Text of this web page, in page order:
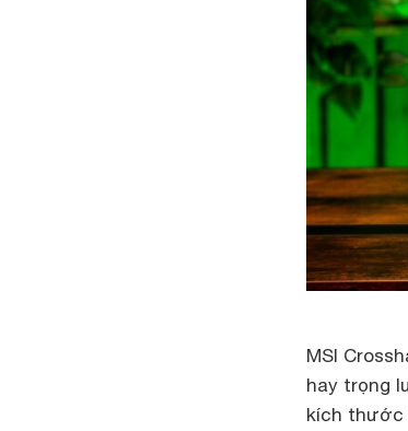
MSI
hay trọng
kích thước